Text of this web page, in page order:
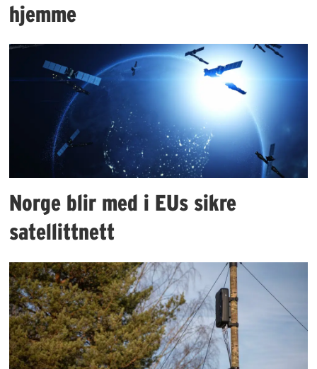
hjemme
Norge blir med i EUs sikre
satellittnett